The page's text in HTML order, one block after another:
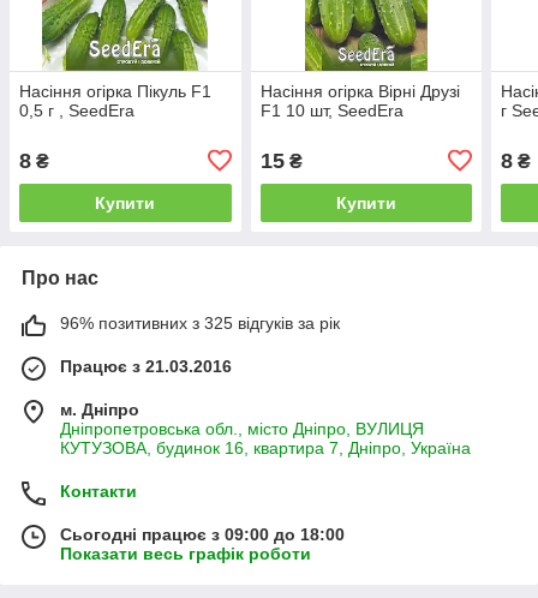
Насіння огірка Пікуль F1
0,5 г , SeedEra
8 ₴
Купити
Насіння огірка Вірні Друзі
F1 10 шт, SeedEra
15₴
Купити
г
8 ₴
Про нас
96% позитивних з 325 відгуків за рік
Працює з 21.03.2016
м. Дніпро
Дніпропетровська обл., місто Дніпро, ВУЛИЦЯ
КУТУЗОВА, будинок 16, квартира 7, Дніпро, Україна
Контакти
Сьогодні працює з 09:00 до 18:00
Показати весь графік роботи